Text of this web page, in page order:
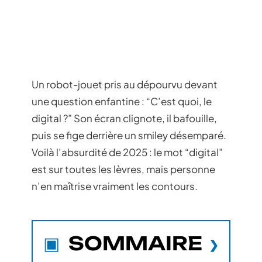
Un robot-jouet pris au dépourvu devant
une question enfantine : “C’est quoi, le
digital ?” Son écran clignote, il bafouille,
puis se fige derrière un smiley désemparé.
Voilà l’absurdité de 2025 : le mot “digital”
est sur toutes les lèvres, mais personne
n’en maîtrise vraiment les contours.
SOMMAIRE